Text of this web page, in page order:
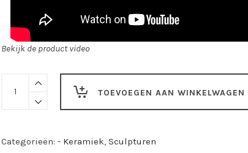
Bekijk de product video
Veestapel
TOEVOEGEN AAN WINKELWAGEN
Categorieën: - Keramiek, Sculpturen